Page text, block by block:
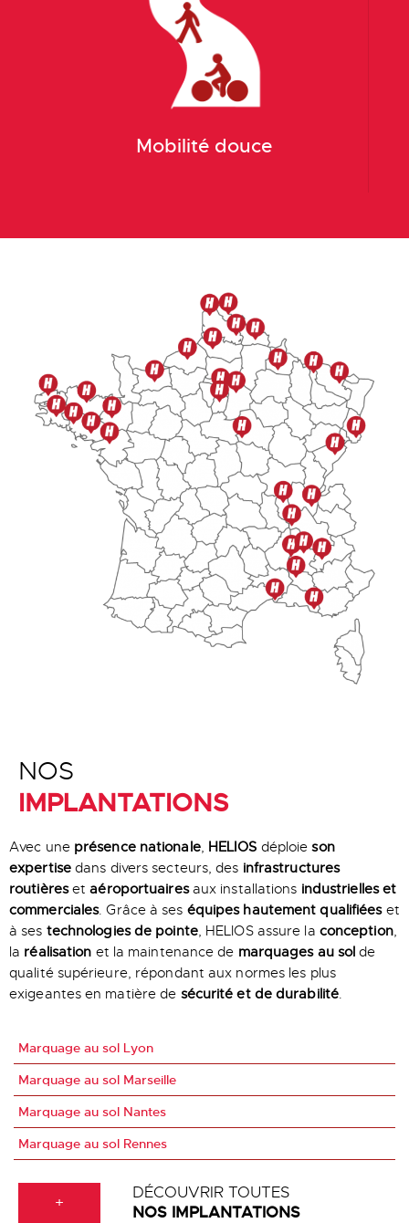
Mobilité douce
NOS
IMPLANTATIONS
Avec une présence nationale, HELIOS déploieson
expertisedans divers secteurs, des infrastructures
routièresetaéroportuairesaux installations industrielles et
commerciales. Grâce à ses équipes hautement qualifiéeset
à ses technologies de pointe, HELIOS assure la conception,
la réalisation et la maintenance de marquages au sol de
qualité supérieure, répondant aux normes les plus
exigeantes en matière de sécurité et de durabilité
Marquage au sol Lyon
Marquage au sol Marseille
Marquage au sol Nantes
Marquage au sol Rennes
+
DÉCOUVRIR TOUTES
NOS IMPLANTATIONS